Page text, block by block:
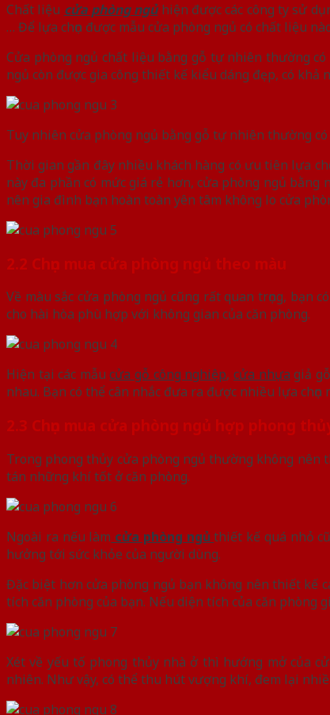
Chất liệu cửa phòng ngủhiện được các công ty sử
… Để lựa chọn được mẫu cửa phòng ngủ có chất liệu
Cửa phòng ngủ chất liệu bằng gỗ tự nhiên thường
ngủ còn được gia công thiết kế kiểu dáng đẹp, có khả
Tuy nhiên cửa phòng ngủ bằng gỗ tự nhiên thường
Thời gian gần đây nhiều khách hàng có ưu tiên lựa
này đa phần có mức giá rẻ hơn, cửa phòng ngủ bằng
nên gia đình bạn hoàn toàn yên tâm không lo cửa
2.2 Chọn mua cửa phòng ngủ theo màu
Về màu sắc cửa phòng ngủ cũng rất quan trọng, bạn
cho hài hòa phù hợp với không gian của căn phòng.
Hiện tại các mẫucửa gỗ công nghiệp, cửa nhựa giả
nhau. Bạn có thể cân nhắc đưa ra được nhiều lựa chọn
2.3 Chọn mua cửa phòng ngủ hợp phong
Trong phong thủy cửa phòng ngủ thường không
tán những khí tốt ở căn phòng.
Ngoài ra nếu làm cửa phòng ngủthiết kế quá nhỏ
hưởng tới sức khỏe của người dùng.
Đặc biệt hơn cửa phòng ngủ bạn không nên thiết kế
tích căn phòng của bạn. Nếu diện tích của căn
Xét về yếu tố phong thủy nhà ở thì hướng mở của
nhiên. Như vậy, có thể thu hút vượng khí, đem lại